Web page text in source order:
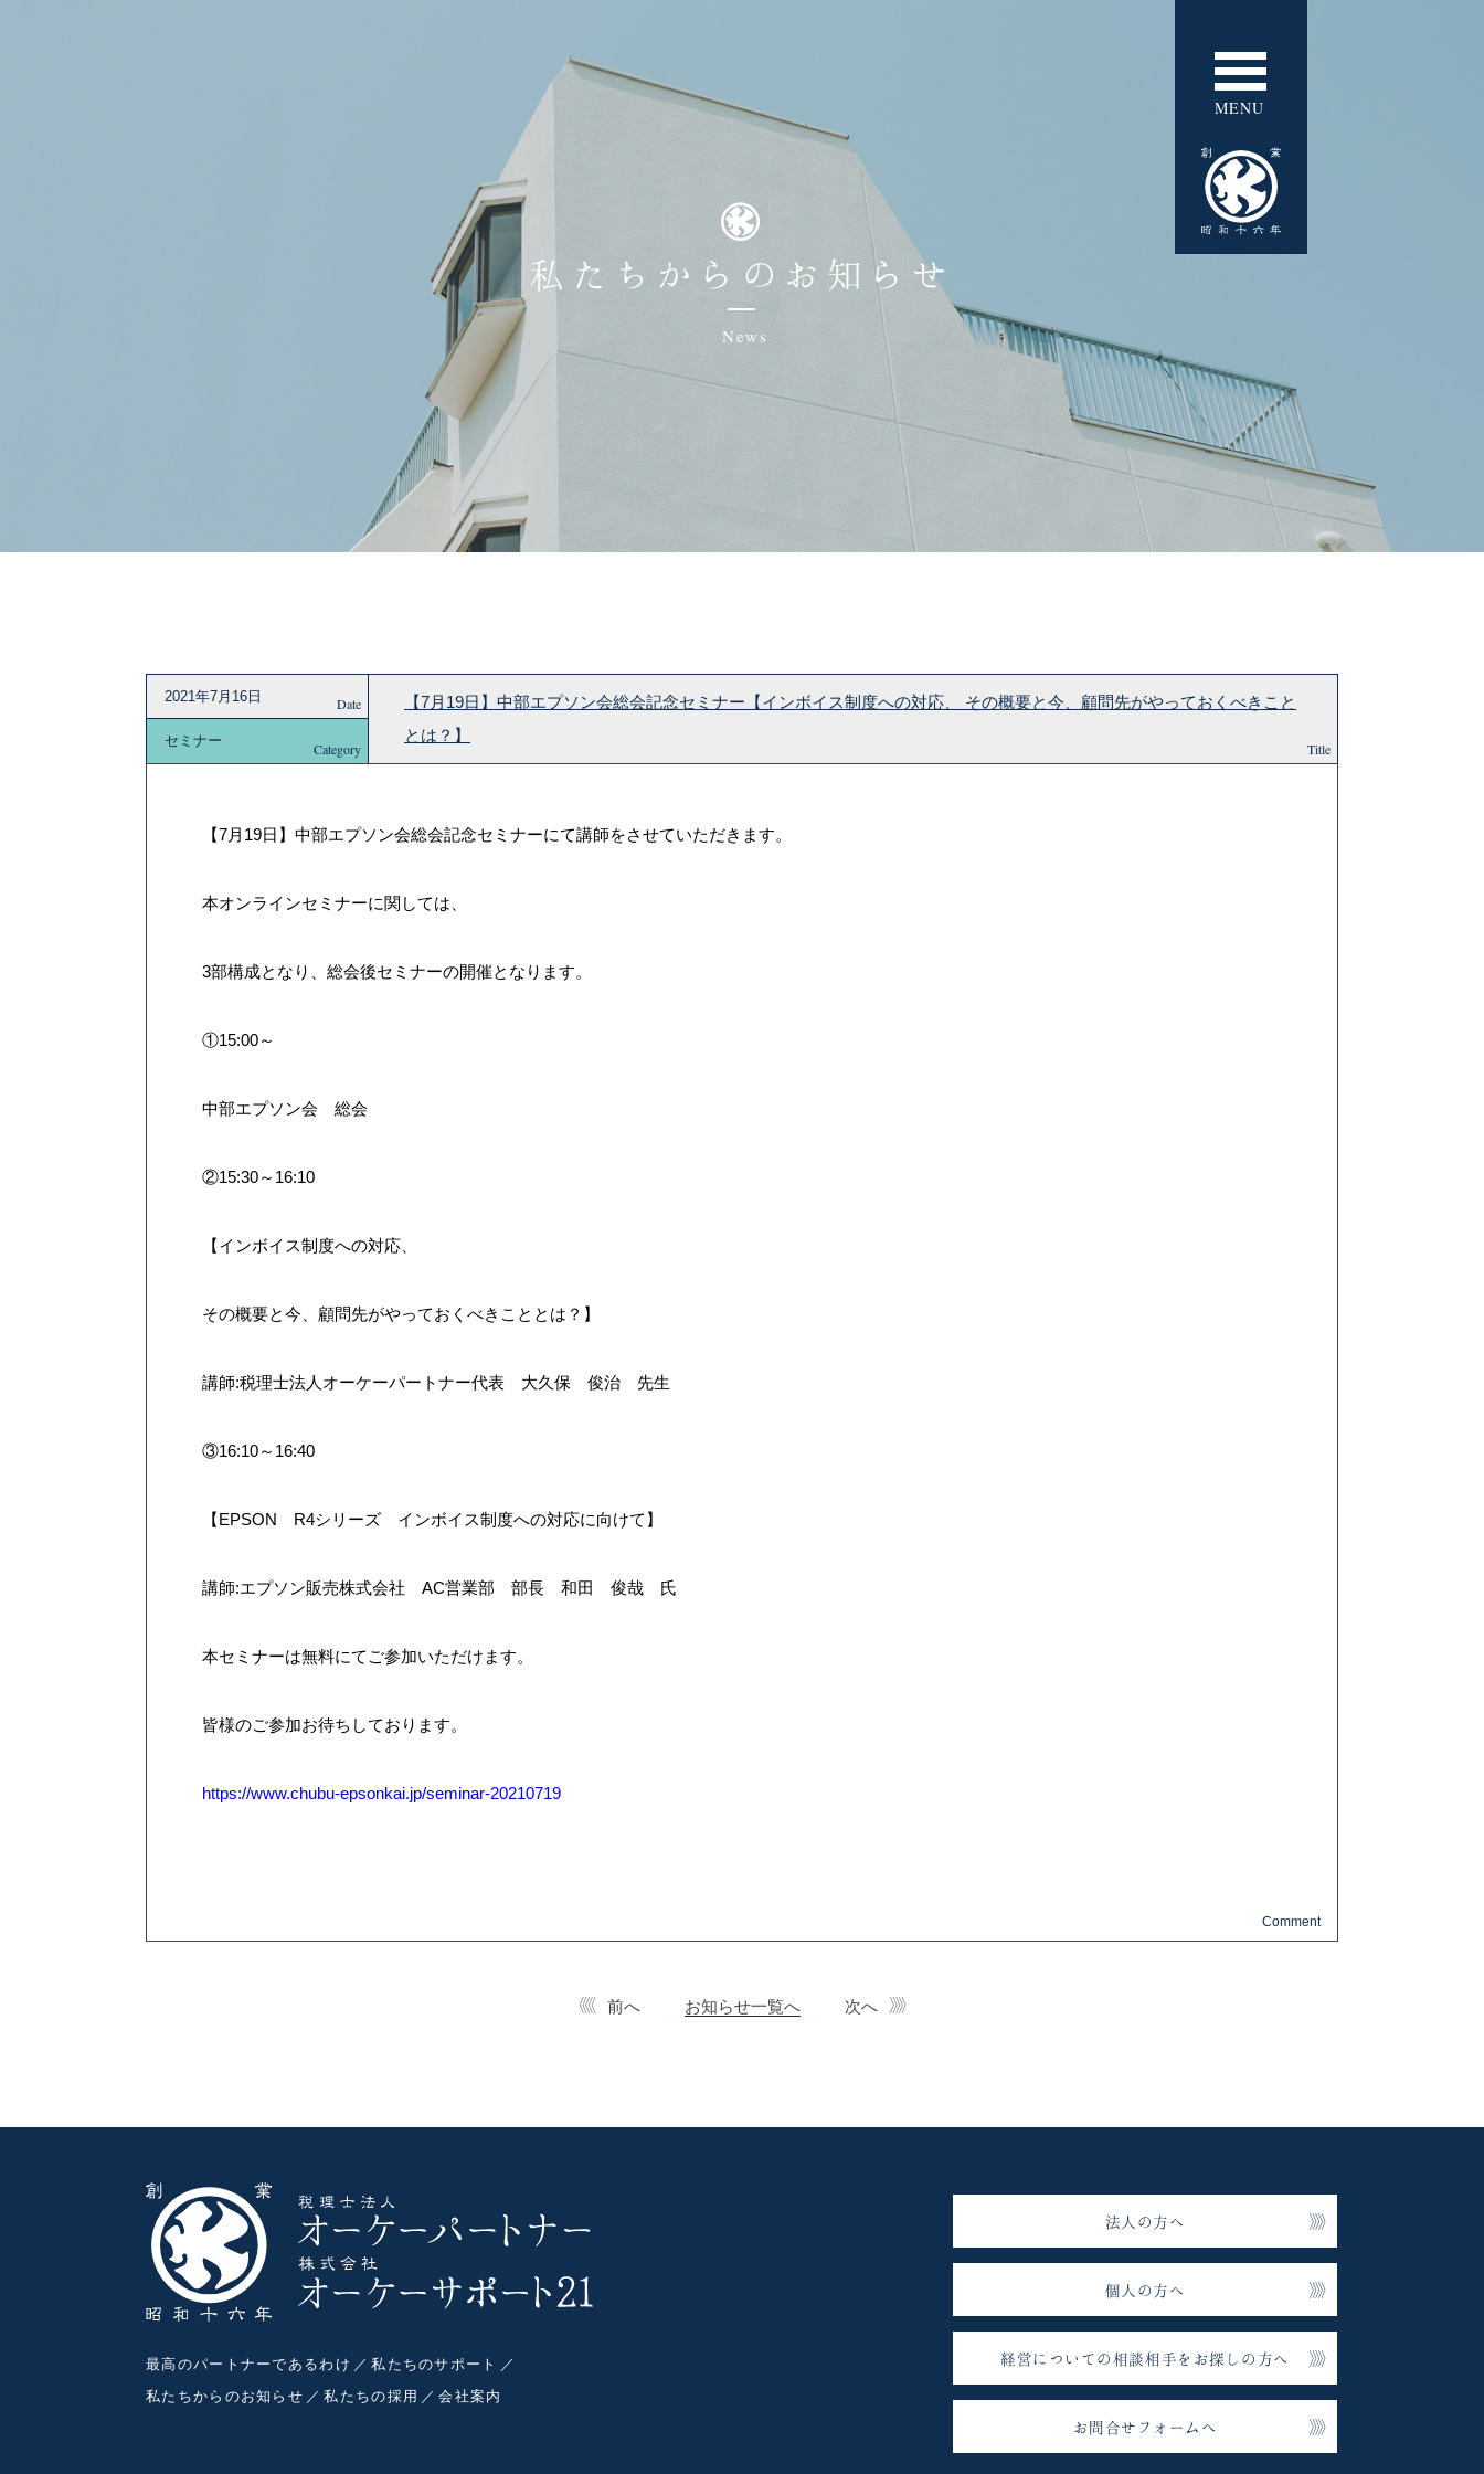
私たちからのお知らせ
News
2021年7月16日 Date
セミナー Category
【7月19日】中部エプソン会総会記念セミナー【インボイス制度への対応、 その概要と今、顧問先がやっておくべきこと
とは？】
Title
【7月19日】中部エプソン会総会記念セミナーにて講師をさせていただきます。
本オンラインセミナーに関しては、
3部構成となり、総会後セミナーの開催となります。
①15:00～
中部エプソン会 総会
②15:30～16:10
【インボイス制度への対応、
その概要と今、顧問先がやっておくべきこととは？】
講師:税理士法人オーケーパートナー代表 大久保 俊治 先生
③16:10～16:40
【EPSON R4シリーズ インボイス制度への対応に向けて】
講師:エプソン販売株式会社 AC営業部 部長 和田 俊哉 氏
本セミナーは無料にてご参加いただけます。
皆様のご参加お待ちしております。
https://www.chubu-epsonkai.jp/seminar-20210719
前へ お知らせ一覧へ 次へ
最高のパートナーであるわけ
私たちのサポート
私たちからのお知らせ
私たちの採用 会社案内
法人の方へ
個人の方へ
経営についての相談相手をお探しの方へ
お問合せフォームへ